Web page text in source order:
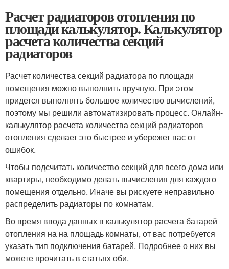
Расчет радиаторов отопления по
площади калькулятор. Калькулятор
расчета количества секций
радиаторов
Расчет количества секций радиатора по площади
помещения можно выполнить вручную. При этом
придется выполнять большое количество вычислений,
поэтому мы решили автоматизировать процесс. Онлайн-
калькулятор расчета количества секций радиаторов
отопления сделает это быстрее и убережет вас от
ошибок.
Чтобы подсчитать количество секций для всего дома или
квартиры, необходимо делать вычисления для каждого
помещения отдельно. Иначе вы рискуете неправильно
распределить радиаторы по комнатам.
Во время ввода данных в калькулятор расчета батарей
отопления на на площадь комнаты, от вас потребуется
указать тип подключения батарей. Подробнее о них вы
можете прочитать в статьях оби.